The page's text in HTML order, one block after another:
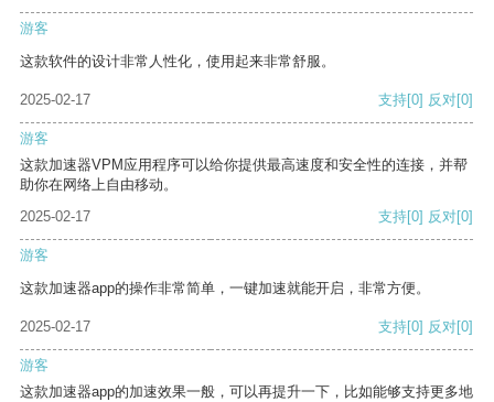
游客
这款软件的设计非常人性化，使用起来非常舒服。
2025-02-17 支持[0] 反对[0]
游客
这款加速器VPM应用程序可以给你提供最高速度和安全性的连接，并帮
助你在网络上自由移动。
2025-02-17
支持[0] 反对[0]
游客
这款加速器app的操作非常简单，一键加速就能开启，非常方便。
2025-02-17 支持[0] 反对[0]
游客
这款加速器app的加速效果一般，可以再提升一下，比如能够支持更多地